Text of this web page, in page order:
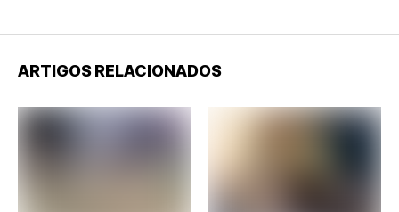
ARTIGOS RELACIONADOS